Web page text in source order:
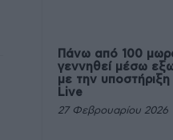
Πάνω από 100
γεννηθεί μέσω
με την
Live
27 Φεβρουαρίου 2026